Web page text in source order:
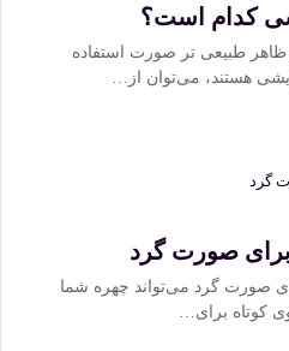
کدام است؟
ظاهر طبیعی‌ تر صورت استفاده
هستند، می‌توان از…
برای صورت گرد
صورت گرد می‌تواند چهره شما
کوتاه برای…